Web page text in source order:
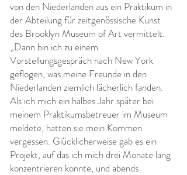
von den Niederlanden aus ein Praktikum in
der Abteilung für zeitgenössische Kunst
des Brooklyn Museum of Art vermittelt.
„Dann bin ich zu einem
Vorstellungsgespräch nach New York
geflogen, was meine Freunde in den
Niederlanden ziemlich lächerlich fanden.
Als ich mich ein halbes Jahr später bei
meinem Praktikumsbetreuer im Museum
meldete, hatten sie mein Kommen
vergessen. Glücklicherweise gab es ein
Projekt, auf das ich mich drei Monate lang
konzentrieren konnte, und abends